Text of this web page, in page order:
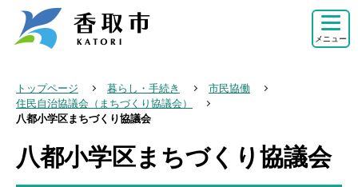
メニュー
トップページ 暮らし・手続き
市民協働
住民自治協議会（まちづくり協議会）
八都小学区まちづくり協議会
本
八都小学区まちづくり協議会